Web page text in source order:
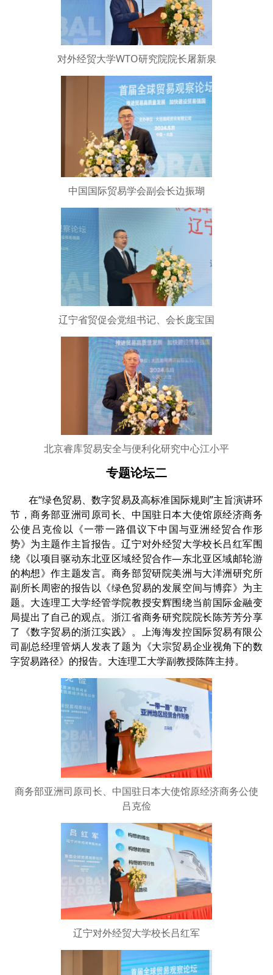
对外经贸大学WTO研究院院长屠新泉
中国国际贸易学会副会长边振瑚
辽宁省贸促会党组书记、会长庞宝国
北京睿库贸易安全与便利化研究中心江小平
专题论坛二
在“绿色贸易、数字贸易及高标准国际规则”主旨演讲环
节，商务部亚洲司原司长、中国驻日本大使馆原经济商务
公使吕克俭以《一带一路倡议下中国与亚洲经贸合作形
势》为主题作主旨报告。辽宁对外经贸大学校长吕红军围
绕《以项目驱动东北亚区域经贸合作—东北亚区域邮轮游
的构想》作主题发言。商务部贸研院美洲与大洋洲研究所
副所长周密的报告以《绿色贸易的发展空间与博弈》为主
题。大连理工大学经管学院教授安辉围绕当前国际金融变
局提出了自己的观点。浙江省商务研究院院长陈芳芳分享
了《数字贸易的浙江实践》。上海海发控国际贸易有限公
司副总经理管炳人发表了题为《大宗贸易企业视角下的数
字贸易路径》的报告。大连理工大学副教授陈阵主持。
商务部亚洲司原司长、中国驻日本大使馆原经济商务公使
吕克俭
辽宁对外经贸大学校长吕红军